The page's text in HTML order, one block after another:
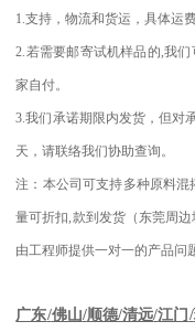
1.支持，物流和货运，具体运
2. 若需要邮寄试机样品的 我们
家自付。
3.我们承诺期限内发货，但对
天，请联络我们协助查询。
注：本公司可支持多种原料混
量可折扣 款到发货（东莞周
由工程师提供一对一的产品问
广东/佛山/顺德/清远/江门/